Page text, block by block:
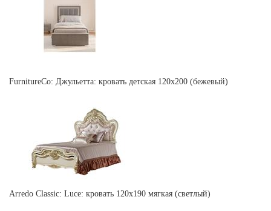
FurnitureCo: Джульетта: кровать детская 120х200 (бежевый)
Arredo Classic: Luce: кровать 120х190 мягкая (светлый)